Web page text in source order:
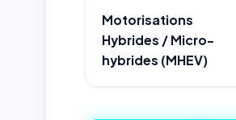
Motorisations
Hybrides / Micro-
hybrides (MHEV)